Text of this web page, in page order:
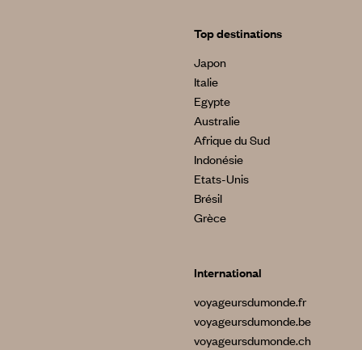
Top destinations
Japon
Italie
Egypte
Australie
Afrique du Sud
Indonésie
Etats-Unis
Brésil
Grèce
International
voyageursdumonde.fr
voyageursdumonde.be
voyageursdumonde.ch